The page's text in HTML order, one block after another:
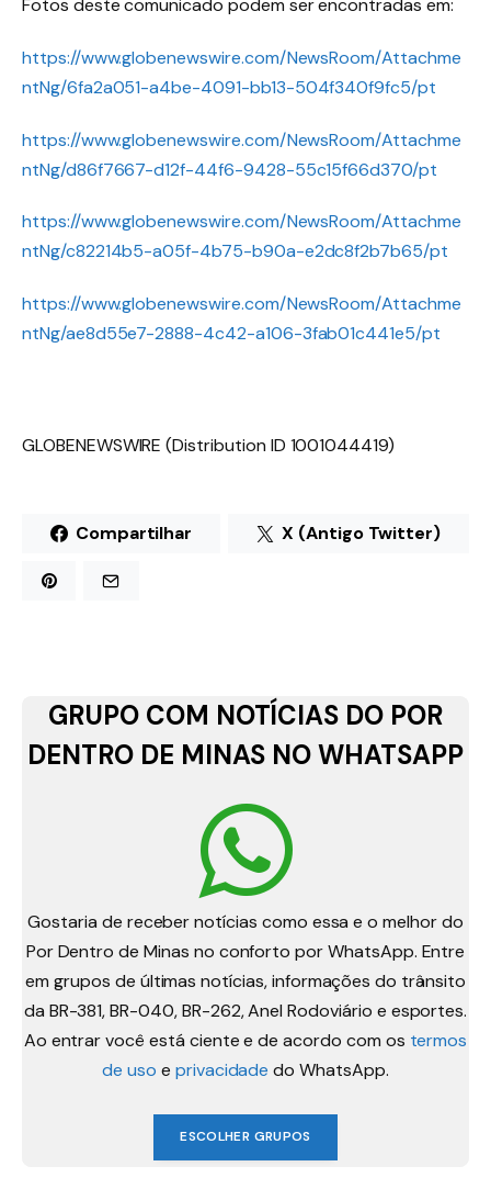
Fotos deste comunicado podem ser encontradas em:
https://www.globenewswire.com/NewsRoom/Attachme
ntNg/6fa2a051-a4be-4091-bb13-504f340f9fc5/pt
https://www.globenewswire.com/NewsRoom/Attachme
ntNg/d86f7667-d12f-44f6-9428-55c15f66d370/pt
https://www.globenewswire.com/NewsRoom/Attachme
ntNg/c82214b5-a05f-4b75-b90a-e2dc8f2b7b65/pt
https://www.globenewswire.com/NewsRoom/Attachme
ntNg/ae8d55e7-2888-4c42-a106-3fab01c441e5/pt
GLOBENEWSWIRE (Distribution ID 1001044419)
Compartilhar X (Antigo Twitter)
GRUPO COM NOTÍCIAS DO POR
DENTRO DE MINAS NO WHATSAPP
Gostaria de receber notícias como essa e o melhor do
Por Dentro de Minas no conforto por WhatsApp. Entre
em grupos de últimas notícias, informações do trânsito
da BR-381, BR-040, BR-262, Anel Rodoviário e esportes.
Ao entrar você está ciente e de acordo com os termos
de uso e privacidade do WhatsApp.
ESCOLHER GRUPOS